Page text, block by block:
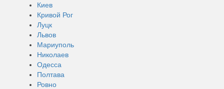
Киев
Кривой Рог
Луцк
Львов
Мариуполь
Николаев
Одесса
Полтава
Ровно